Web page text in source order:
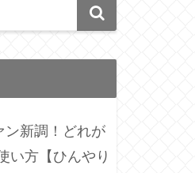
ン新調！どれが
い方【ひんやり